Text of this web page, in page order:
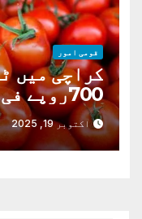
قومی امور
کراچی میں
700روپے فی کلو تک پہنچ گئی
اکتوبر 19, 2025